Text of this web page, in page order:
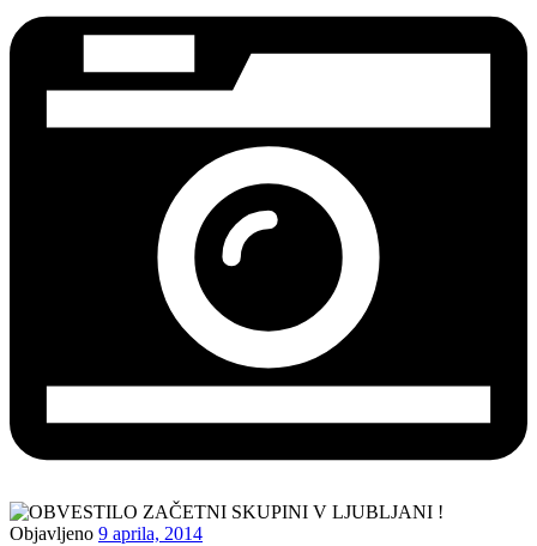
Objavljeno 9 aprila, 2014